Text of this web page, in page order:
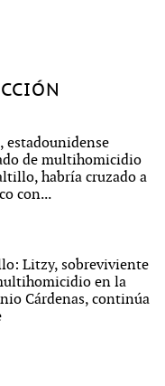
estadounidense
de multihomicidio
habría cruzado a
con...
Litzy, sobreviviente
en la
Cárdenas, continúa